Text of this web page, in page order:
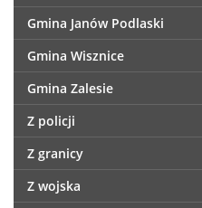
Gmina Janów Podlaski
Gmina Wisznice
Gmina Zalesie
Z policji
Z granicy
Z wojska